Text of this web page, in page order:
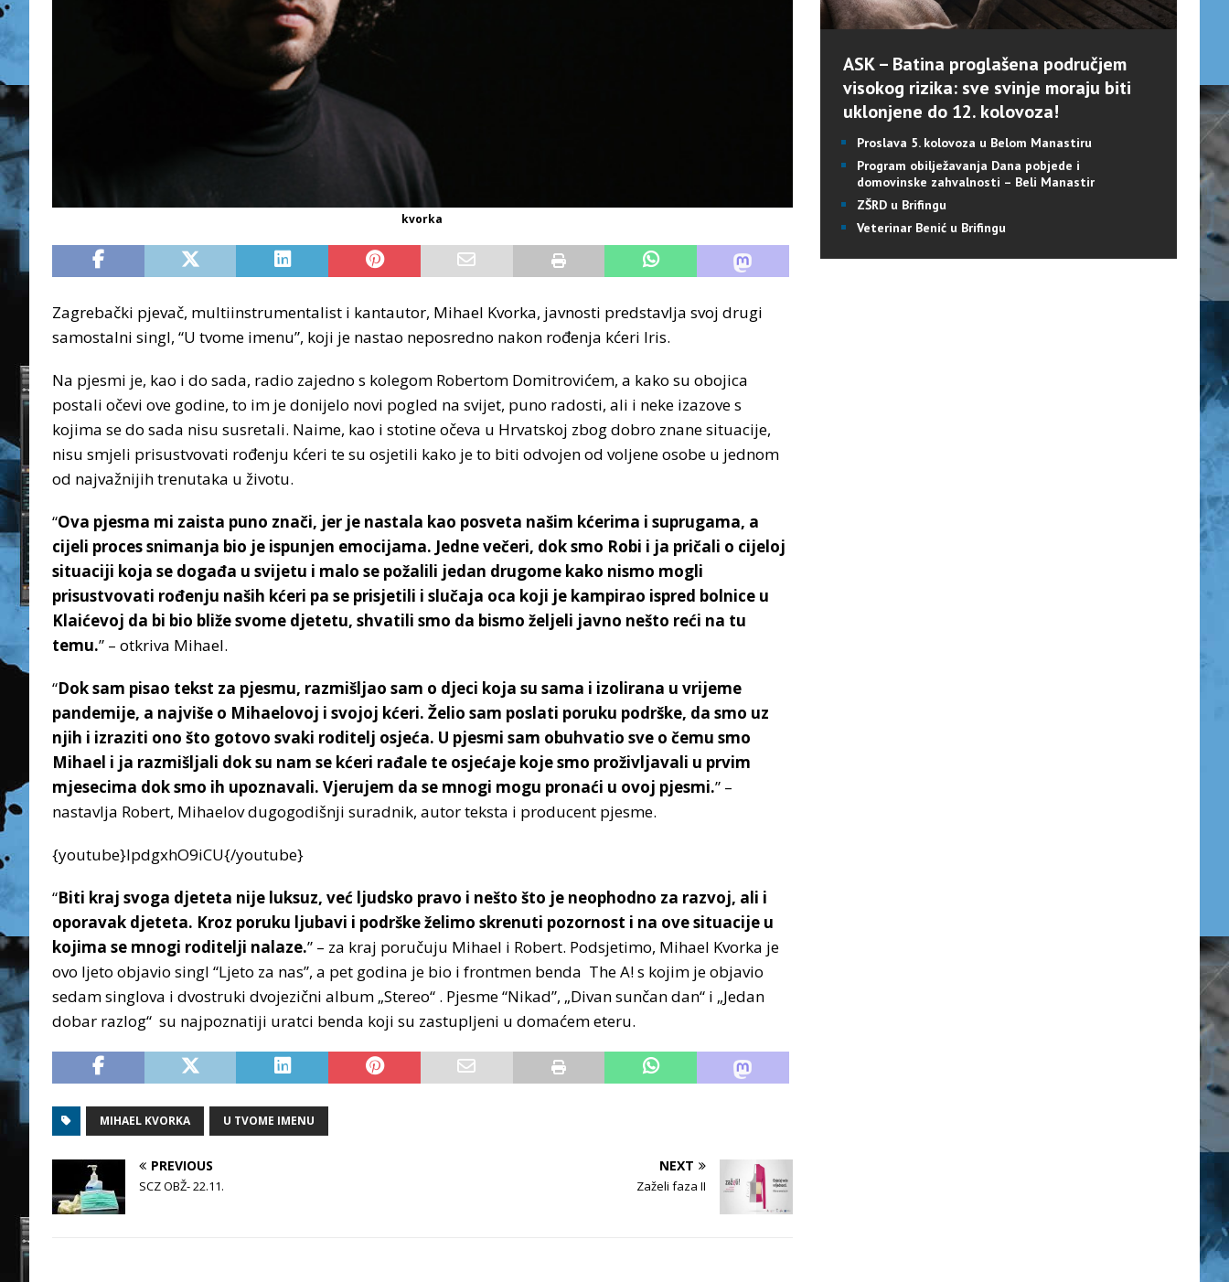
kvorka
Zagrebački pjevač, multiinstrumentalist i kantautor, Mihael Kvorka, javnosti predstavlja svoj drugi
samostalni singl, “U tvome imenu”, koji je nastao neposredno nakon rođenja kćeri Iris.
Na pjesmi je, kao i do sada, radio zajedno s kolegom Robertom Domitrovićem, a kako su obojica
postali očevi ove godine, to im je donijelo novi pogled na svijet, puno radosti, ali i neke izazove s
kojima se do sada nisu susretali. Naime, kao i stotine očeva u Hrvatskoj zbog dobro znane situacije,
nisu smjeli prisustvovati rođenju kćeri te su osjetili kako je to biti odvojen od voljene osobe u jednom
od najvažnijih trenutaka u životu.
“Ova pjesma mi zaista puno znači, jer je nastala kao posveta našim kćerima i suprugama, a
cijeli proces snimanja bio je ispunjen emocijama. Jedne večeri, dok smo Robi i ja pričali o cijeloj
situaciji koja se događa u svijetu i malo se požalili jedan drugome kako nismo mogli
prisustvovati rođenju naših kćeri pa se prisjetili i slučaja oca koji je kampirao ispred bolnice u
Klaićevoj da bi bio bliže svome djetetu, shvatili smo da bismo željeli javno nešto reći na tu
temu.” – otkriva Mihael.
“Dok sam pisao tekst za pjesmu, razmišljao sam o djeci koja su sama i izolirana u vrijeme
pandemije, a najviše o Mihaelovoj i svojoj kćeri. Želio sam poslati poruku podrške, da smo uz
njih i izraziti ono što gotovo svaki roditelj osjeća. U pjesmi sam obuhvatio sve o čemu smo
Mihael i ja razmišljali dok su nam se kćeri rađale te osjećaje koje smo proživljavali u prvim
mjesecima dok smo ih upoznavali. Vjerujem da se mnogi mogu pronaći u ovoj pjesmi.” –
nastavlja Robert, Mihaelov dugogodišnji suradnik, autor teksta i producent pjesme.
{youtube}IpdgxhO9iCU{/youtube}
“Biti kraj svoga djeteta nije luksuz, već ljudsko pravo i nešto što je neophodno za razvoj, ali i
oporavak djeteta. Kroz poruku ljubavi i podrške želimo skrenuti pozornost i na ove situacije u
kojima se mnogi roditelji nalaze.” – za kraj poručuju Mihael i Robert. Podsjetimo, Mihael Kvorka je
ovo ljeto objavio singl “Ljeto za nas”, a pet godina je bio i frontmen benda The A! s kojim je objavio
sedam singlova i dvostruki dvojezični album „Stereo“ . Pjesme “Nikad”, „Divan sunčan dan“ i „Jedan
dobar razlog“ su najpoznatiji uratci benda koji su zastupljeni u domaćem eteru.
MIHAEL KVORKA U TVOME IMENU
PREVIOUS
SCZ OBŽ- 22.11.
NEXT
Zaželi faza II
ASK – Batina proglašena područjem
visokog rizika: sve svinje moraju biti
uklonjene do 12. kolovoza!
Proslava 5. kolovoza u Belom Manastiru
Program obilježavanja Dana pobjede i
domovinske zahvalnosti – Beli Manastir
ZŠRD u Brifingu
Veterinar Benić u Brifingu